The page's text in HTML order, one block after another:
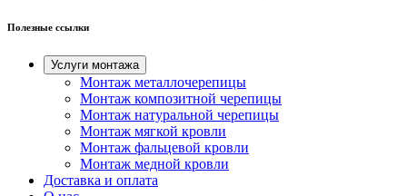
Полезные ссылки
Услуги монтажа
Монтаж металлочерепицы
Монтаж композитной черепицы
Монтаж натуральной черепицы
Монтаж мягкой кровли
Монтаж фальцевой кровли
Монтаж медной кровли
Доставка и оплата